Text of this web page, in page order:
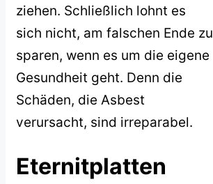
ziehen. Schließlich lohnt es
sich nicht, am falschen Ende zu
sparen, wenn es um die eigene
Gesundheit geht. Denn die
Schäden, die Asbest
verursacht, sind irreparabel.
Eternitplatten